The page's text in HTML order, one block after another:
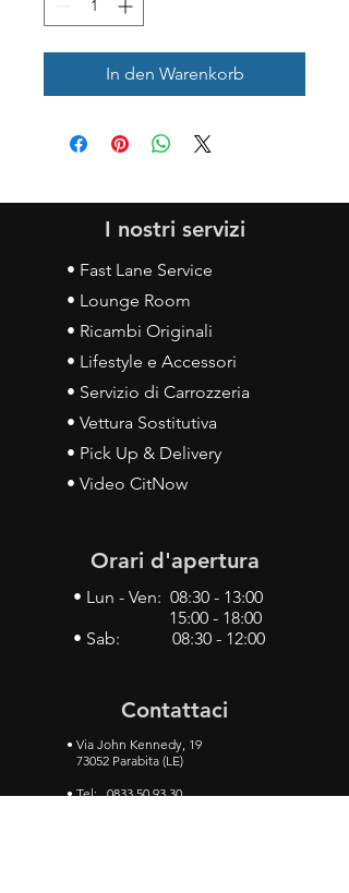
In den Warenkorb
I nostri servizi
• Fast Lane Service
• Lounge Room
• Ricambi Originali
• Lifestyle e Accessori
• Servizio di Carrozzeria
• Vettura Sostitutiva
• Pick Up & Delivery
• Video CitNow
Orari d'apertura
• Lun - Ven: 08:30 - 13:00
15:00 - 18:00
• Sab: 08:30 - 12:00
Contattaci
• Via John Kennedy, 19
73052 Parabita (LE)
• Tel:0833 50 93 30